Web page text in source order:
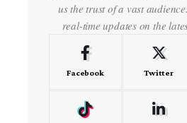
us the trust of a vast
real-time updates on the
Facebook Twitter